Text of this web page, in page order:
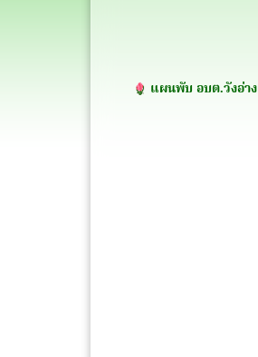
แผนพับ อบต.วังอ่าง